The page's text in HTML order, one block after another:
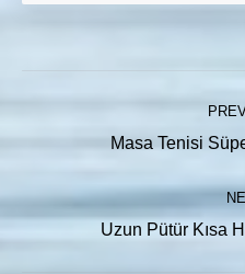
Masa Tenisi
Uzun Pütür Kısa